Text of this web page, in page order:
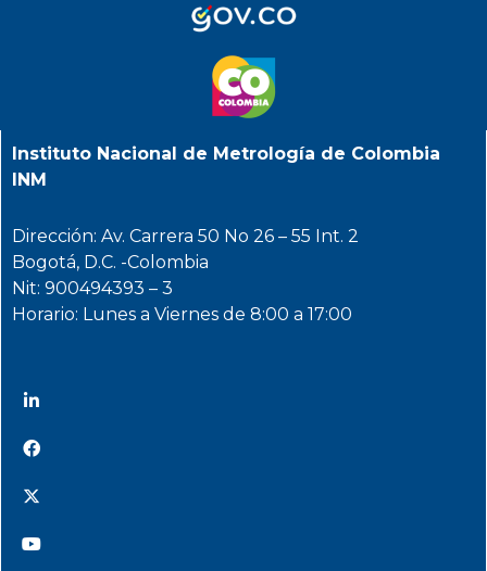
Instituto Nacional de Metrología de Colombia
INM
Dirección: Av. Carrera 50 No 26 – 55 Int. 2
Bogotá, D.C. -Colombia
Nit: 900494393 – 3
Horario: Lunes a Viernes de 8:00 a 17:00
@INMdeColombia
@INMdeColombia
@INMdeColombia
@INMdeColombia